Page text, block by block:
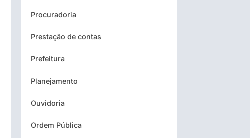
Procuradoria
Prestação de contas
Prefeitura
Planejamento
Ouvidoria
Ordem Pública